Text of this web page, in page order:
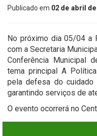
Publicado em 02 de abril
No próximo dia 05/04 a
com a Secretaria
Conferência Municipal
tema principal A
pela defesa do
garantindo serviços de
O evento ocorrerá no